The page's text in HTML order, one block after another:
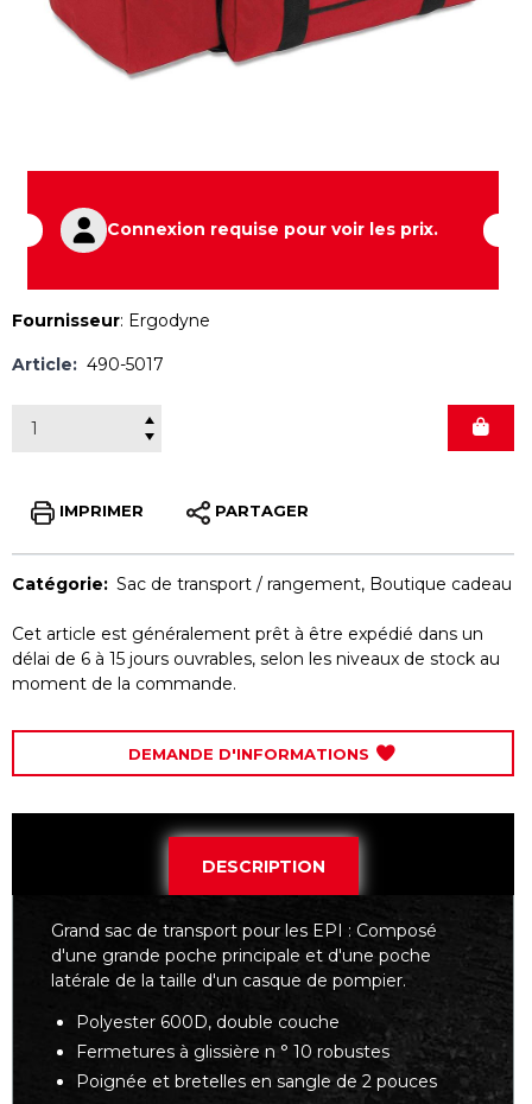
Connexion requise pour voir les prix.
Fournisseur: Ergodyne
Article: 490-5017
IMPRIMER PARTAGER
Catégorie: Sac de transport / rangement, Boutique cadeau
Cet article est généralement prêt à être expédié dans un
délai de 6 à 15 jours ouvrables, selon les niveaux de stock au
moment de la commande.
DEMANDE D'INFORMATIONS
DESCRIPTION
Grand sac de transport pour les EPI : Composé
d'une grande poche principale et d'une poche
latérale de la taille d'un casque de pompier.
Polyester 600D, double couche
Fermetures à glissière n ° 10 robustes
Poignée et bretelles en sangle de 2 pouces